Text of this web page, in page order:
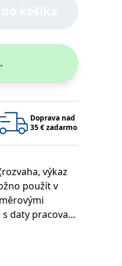
Doprava nad
35 € zadarmo
výkaz
použít v
daty pracovat,
možné
webových
mezi
přizpůsobivosti